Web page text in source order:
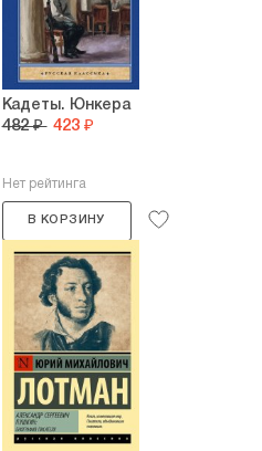
Кадеты. Юнкера
482 ₽ 423 ₽
Нет рейтинга
В КОРЗИНУ